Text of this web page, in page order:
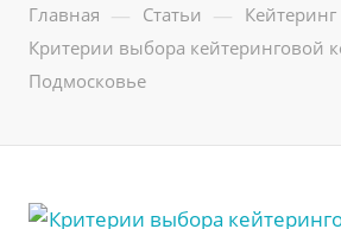
Главная — Статьи — Кейтеринг
Критерии выбора кейтеринговой
Подмосковье